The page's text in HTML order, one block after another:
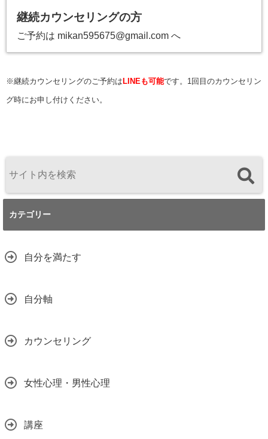
継続カウンセリングの方
ご予約は mikan595675@gmail.com へ
※継続カウンセリングのご予約は LINEも可能です。1回目のカウンセリン
グ時にお申し付けください。
カテゴリー
自分を満たす
自分軸
カウンセリング
女性心理・男性心理
講座